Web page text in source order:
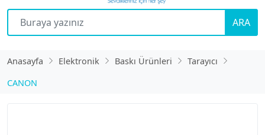
ARA
Anasayfa Elektronik Baskı Ürünleri
Tarayıcı
CANON